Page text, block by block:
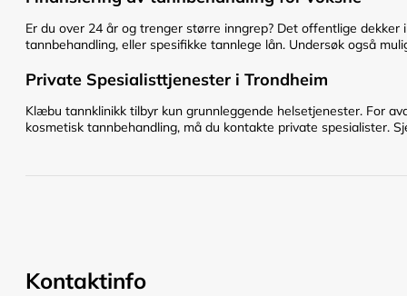
Er du over 24 år og trenger større inngrep? Det offentlige
tannbehandling, eller spesifikke tannlege lån. Undersøk også
Private Spesialisttjenester i Trondheim
Klæbu tannklinikk tilbyr kun grunnleggende helsetjenester. For
kosmetisk tannbehandling, må du kontakte private spesialister.
Kontaktinfo